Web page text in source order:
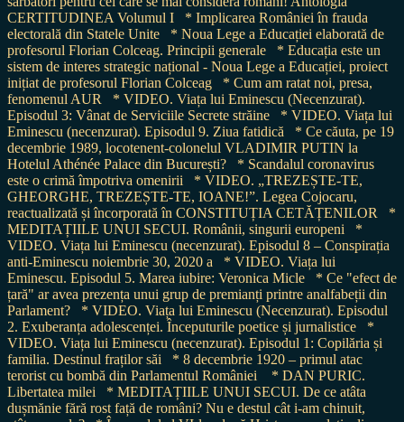
CERTITUDINEA Volumul I
* Implicarea României în frauda
electorală din Statele Unite
* Noua Lege a Educației elaborată de
profesorul Florian Colceag. Principii generale
* Educația este un
sistem de interes strategic național - Noua Lege a Educației, proiect
inițiat de profesorul Florian Colceag
* Cum am ratat noi, presa,
fenomenul AUR
* VIDEO. Viața lui Eminescu (Necenzurat).
Episodul 3: Vânat de Serviciile Secrete străine
* VIDEO. Viața lui
Eminescu (necenzurat). Episodul 9. Ziua fatidică
* Ce căuta, pe 19
decembrie 1989, locotenent-colonelul VLADIMIR PUTIN la
Hotelul Athénée Palace din București?
* Scandalul coronavirus
este o crimă împotriva omenirii
* VIDEO. „TREZEȘTE-TE,
GHEORGHE, TREZEȘTE-TE, IOANE!”. Legea Cojocaru,
reactualizată și încorporată în CONSTITUȚIA CETĂȚENILOR
*
MEDITAȚIILE UNUI SECUI. Românii, singurii europeni
*
VIDEO. Viața lui Eminescu (necenzurat). Episodul 8 – Conspirația
anti-Eminescu noiembrie 30, 2020 a
* VIDEO. Viața lui
Eminescu. Episodul 5. Marea iubire: Veronica Micle
* Ce "efect de
țară" ar avea prezența unui grup de premianți printre analfabeții din
Parlament?
* VIDEO. Viața lui Eminescu (Necenzurat). Episodul
2. Exuberanța adolescenței. Începuturile poetice și jurnalistice
*
VIDEO. Viața lui Eminescu (necenzurat). Episodul 1: Copilăria și
familia. Destinul fraților săi
* 8 decembrie 1920 – primul atac
terorist cu bombă din Parlamentul României
* DAN PURIC.
Libertatea milei
* MEDITAȚIILE UNUI SECUI. De ce atâta
dușmănie fără rost față de români? Nu e destul cât i-am chinuit,